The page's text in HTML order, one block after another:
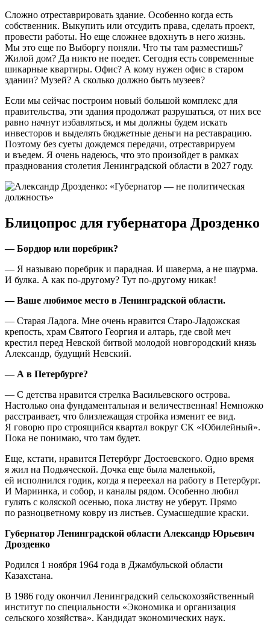
Сложно отреставрировать здание. Особенно когда есть
собственник. Выкупить или отсудить права, сделать проект,
провести работы. Но еще сложнее вдохнуть в него жизнь.
Мы это еще по Выборгу поняли. Что ты там разместишь?
Жилой дом? Да никто не поедет. Сегодня есть современные
шикарные квартиры. Офис? А кому нужен офис в старом
здании? Музей? А сколько должно быть музеев?
Если мы сейчас построим новый большой комплекс для
правительства, эти здания продолжат разрушаться, от них все
равно начнут избавляться, и мы должны будем искать
инвесторов и выделять бюджетные деньги на реставрацию.
Поэтому без суеты дождемся передачи, отреставрируем
и въедем. Я очень надеюсь, что это произойдет в рамках
празднования столетия Ленинградской области в 2027 году.
Блицопрос для губернатора Дрозденко
— Бордюр или поребрик?
— Я называю поребрик и парадная. И шаверма, а не шаурма.
И булка. А как по-другому? Тут по-другому никак!
— Ваше любимое место в Ленинградской области.
— Старая Ладога. Мне очень нравится Старо-Ладожская
крепость, храм Святого Георгия и алтарь, где свой меч
крестил перед Невской битвой молодой новгородский князь
Александр, будущий Невский.
— А в Петербурге?
— С детства нравится стрелка Васильевского острова.
Настолько она фундаментальная и величественная! Немножко
расстраивает, что близлежащая стройка изменит ее вид.
Я говорю про строящийся квартал вокруг СК «Юбилейный».
Пока не понимаю, что там будет.
Еще, кстати, нравится Петербург Достоевского. Одно время
я жил на Подьяческой. Дочка еще была маленькой,
ей исполнился годик, когда я переехал на работу в Петербург.
И Мариинка, и собор, и каналы рядом. Особенно любил
гулять с коляской осенью, пока листву не уберут. Прямо
по разноцветному ковру из листьев. Сумасшедшие краски.
Губернатор Ленинградской области Александр Юрьевич
Дрозденко
Родился 1 ноября 1964 года в Джамбульской области
Казахстана.
В 1986 году окончил Ленинградский сельскохозяйственный
институт по специальности «Экономика и организация
сельского хозяйства». Кандидат экономических наук.